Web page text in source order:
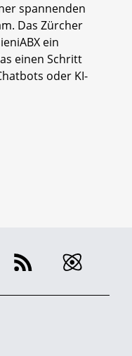
spannenden
Das Zürcher
ein
einen Schritt
oder KI-